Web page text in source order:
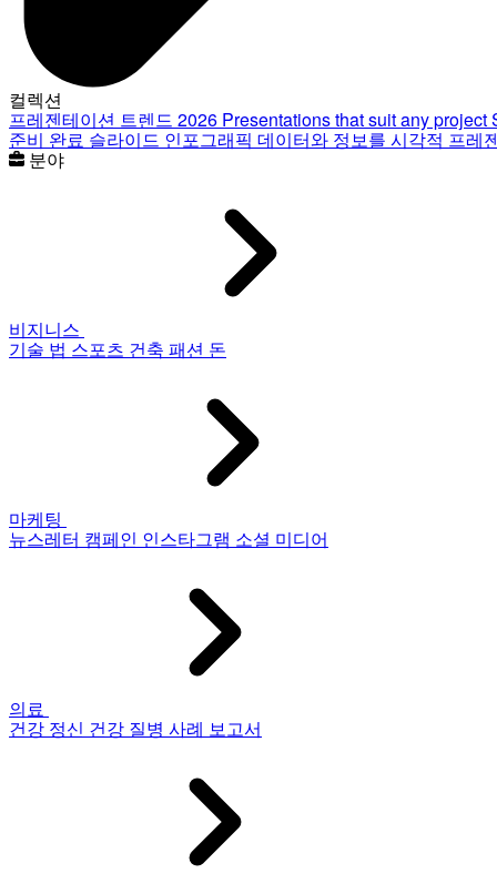
컬렉션
프레젠테이션 트렌드 2026 Presentations that suit any project
준비 완료 슬라이드 인포그래픽 데이터와 정보를 시각적 프레
분야
비지니스
기술 법 스포츠 건축 패션 돈
마케팅
뉴스레터 캠페인 인스타그램 소셜 미디어
의료
건강 정신 건강 질병 사례 보고서